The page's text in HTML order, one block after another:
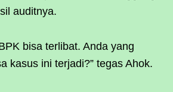
auditnya.
bisa terlibat. Anda yang
kasus ini terjadi?” tegas Ahok.